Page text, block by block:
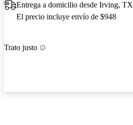
Entrega a domicilio desde Irving, TX
El precio incluye envío de $948
Trato justo